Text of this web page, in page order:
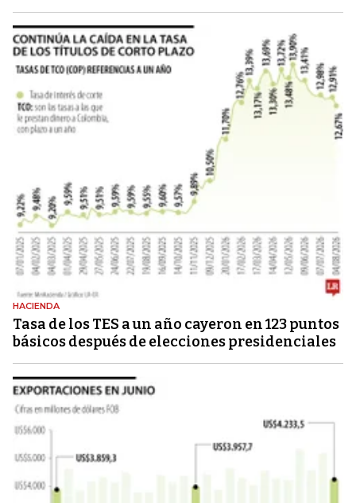
HACIENDA
Tasa de los TES a un año cayeron en 123 puntos
básicos después de elecciones presidenciales